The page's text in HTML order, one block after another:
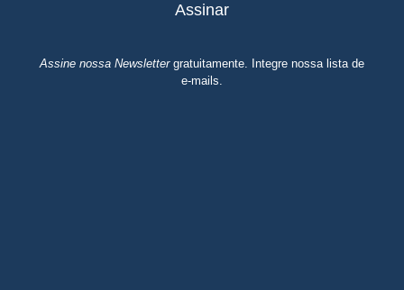
Assinar
Assine nossa Newslettergratuitamente. Integre nossa lista de
e-mails.